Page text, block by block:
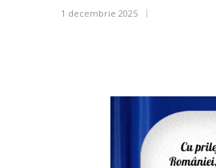
1 decembrie 2025